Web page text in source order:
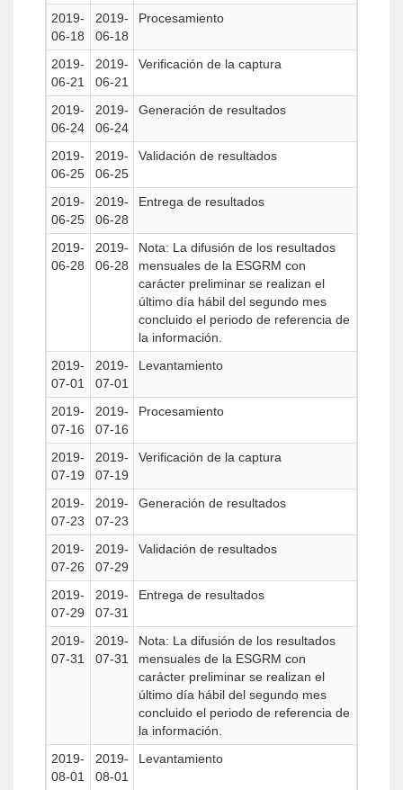
2019-
06-18
2019-
06-18
Procesamiento
2019-
06-21
2019-
06-21
Verificación de la captura
2019-
06-24
2019-
06-24
Generación de resultados
2019-
06-25
2019-
06-25
Validación de resultados
2019-
06-25
2019-
06-28
Entrega de resultados
2019-
06-28
2019-
06-28
Nota: La difusión de los resultados
mensuales de la ESGRM con
carácter preliminar se realizan el
último día hábil del segundo mes
concluido el periodo de referencia de
la información.
2019-
07-01
2019-
07-01
Levantamiento
2019-
07-16
2019-
07-16
Procesamiento
2019-
07-19
2019-
07-19
Verificación de la captura
2019-
07-23
2019-
07-23
Generación de resultados
2019-
07-26
2019-
07-29
Validación de resultados
2019-
07-29
2019-
07-31
Entrega de resultados
2019-
07-31
2019-
07-31
Nota: La difusión de los resultados
mensuales de la ESGRM con
carácter preliminar se realizan el
último día hábil del segundo mes
concluido el periodo de referencia de
la información.
2019-
08-01
2019-
08-01
Levantamiento